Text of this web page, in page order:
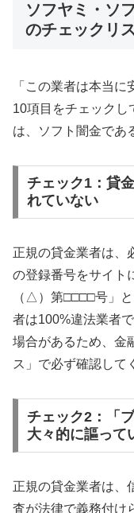
ソフヤミ・ソ
のチェックリ
「この業者は本当
10項目をチェックし
は、ソフト闇金であ
チェック1：貸
れていない
正規の貸金業者は、
の登録番号をサイト
（△）第□□□□号」
者は100%違法業者
場合があるため、金
ス」で必ず確認して
チェック2：「
大々的に謳って
正規の貸金業者は、
査が法律で義務付け